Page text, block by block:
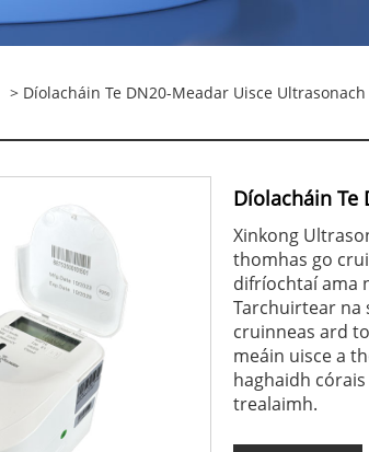
> Díolacháin Te DN20-Meadar Uisce Ultrasonach
Díolacháin Te
Xinkong
thomhas go
difríochtaí ama
Tarchuirtear na
cruinneas ard
meáin uisce a
haghaidh
trealaimh.